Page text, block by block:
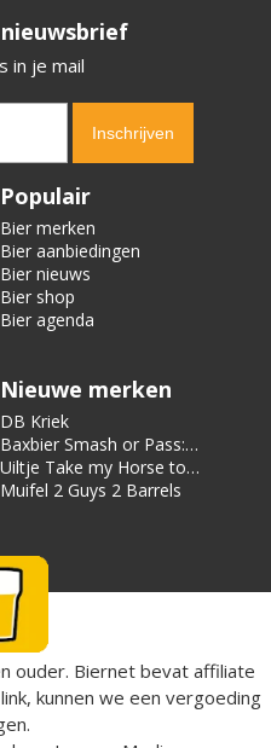
in je mail
Populair
Bier merken
Bier aanbiedingen
Bier nieuws
Bier shop
Bier agenda
Nieuwe merken
DB Kriek
Baxbier Smash or Pass:
Strata
Uiltje Take my Horse to
the Hotel Room
Muifel 2 Guys 2 Barrels
ouder. Biernet bevat affiliate
kunnen we een vergoeding